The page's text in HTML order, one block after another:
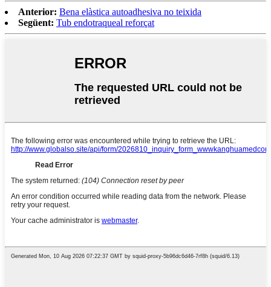
Anterior: Bena elàstica autoadhesiva no teixida
Següent: Tub endotraqueal reforçat